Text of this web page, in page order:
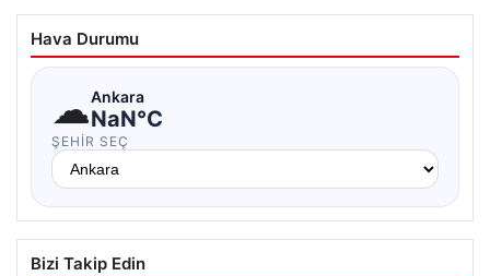
Hava Durumu
☁Ankara
NaN°C
ŞEHIR SEÇ
Bizi Takip Edin